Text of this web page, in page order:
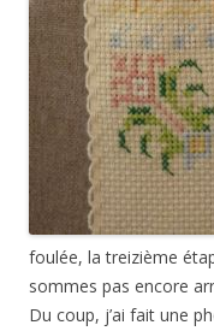
foulée, la treizième
sommes pas encore
Du coup, j’ai fait une